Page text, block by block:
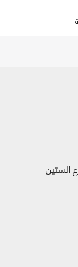
الستين